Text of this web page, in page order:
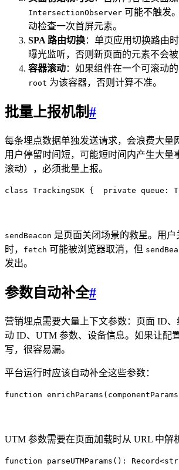
IntersectionObserver 可能不触发
动检查一次首屏元素。
SPA 路由切换：单页应用切换路由
曝光监听，否则新页面的元素不会被
容器滚动：如果组件在一个可滚动
root 为该容器，否则计算不准。
批量上报机制#
每条埋点数据单独发送请求，会浪费大量
用户停留时间短，可能短时间内产生大量
滚动），必须批量上报。
class TrackingSDK {
  private
queue :
sendBeacon 是页面关闭场景的救星。用
时，
fetch 可能被浏览器取消，但
发出。
参数自动补全#
营销埋点需要大量上下文参数：页面 ID
动 ID、UTM 参数、设备信息。如果让配
写，很容易漏。
平台运行时应该自动补全这些参数：
function enrichParams ( componentParams
UTM 参数需要在页面加载时从 URL 中解
function parseUTMParams () : Record<